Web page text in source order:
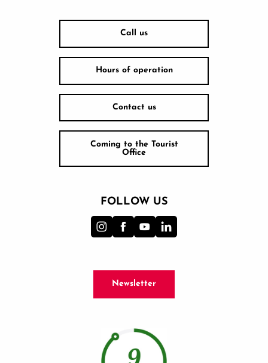
Call us
Hours of operation
Contact us
Coming to the Tourist
Office
FOLLOW US
Newsletter